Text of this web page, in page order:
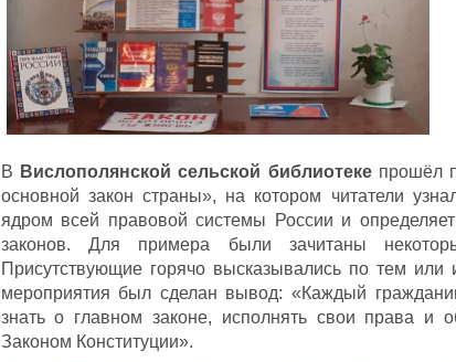
В Вислополянской сельской библиотекепрошёл
основной закон страны», на котором читатели
ядром всей правовой системы России и
законов. Для примера были зачитаны
Присутствующие горячо высказывались по тем
мероприятия был сделан вывод: «Каждый
знать о главном законе, исполнять свои права и
Законом Конституции».